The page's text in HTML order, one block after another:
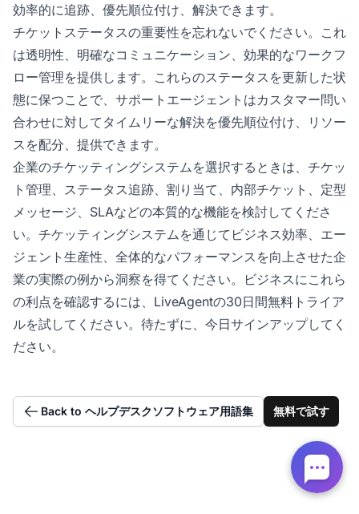
効率的に追跡、優先順位付け、解決できます。
チケットステータスの重要性を忘れないでください。これ
は透明性、明確なコミュニケーション、効果的なワークフ
ロー管理を提供します。これらのステータスを更新した状
態に保つことで、サポートエージェントはカスタマー問い
合わせに対してタイムリーな解決を優先順位付け、リソー
スを配分、提供できます。
企業のチケッティングシステムを選択するときは、チケッ
ト管理、ステータス追跡、割り当て、内部チケット、定型
メッセージ、SLAなどの本質的な機能を検討してくださ
い。チケッティングシステムを通じてビジネス効率、エー
ジェント生産性、全体的なパフォーマンスを向上させた企
業の実際の例から洞察を得てください。ビジネスにこれら
の利点を確認するには、LiveAgentの30日間無料トライア
ルを試してください。待たずに、今日サインアップしてく
ださい。
Back to ヘルプデスクソフトウェア用語集 無料で試す